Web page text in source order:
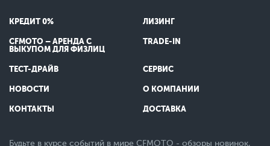
КРЕДИТ 0% ЛИЗИНГ
CFMOTO – АРЕНДА С
ВЫКУПОМ ДЛЯ ФИЗЛИЦ
TRADE-IN
ТЕСТ-ДРАЙВ СЕРВИС
НОВОСТИ О КОМПАНИИ
КОНТАКТЫ ДОСТАВКА
Будьте в курсе событий в мире CFMOTO - обзоры новинок,